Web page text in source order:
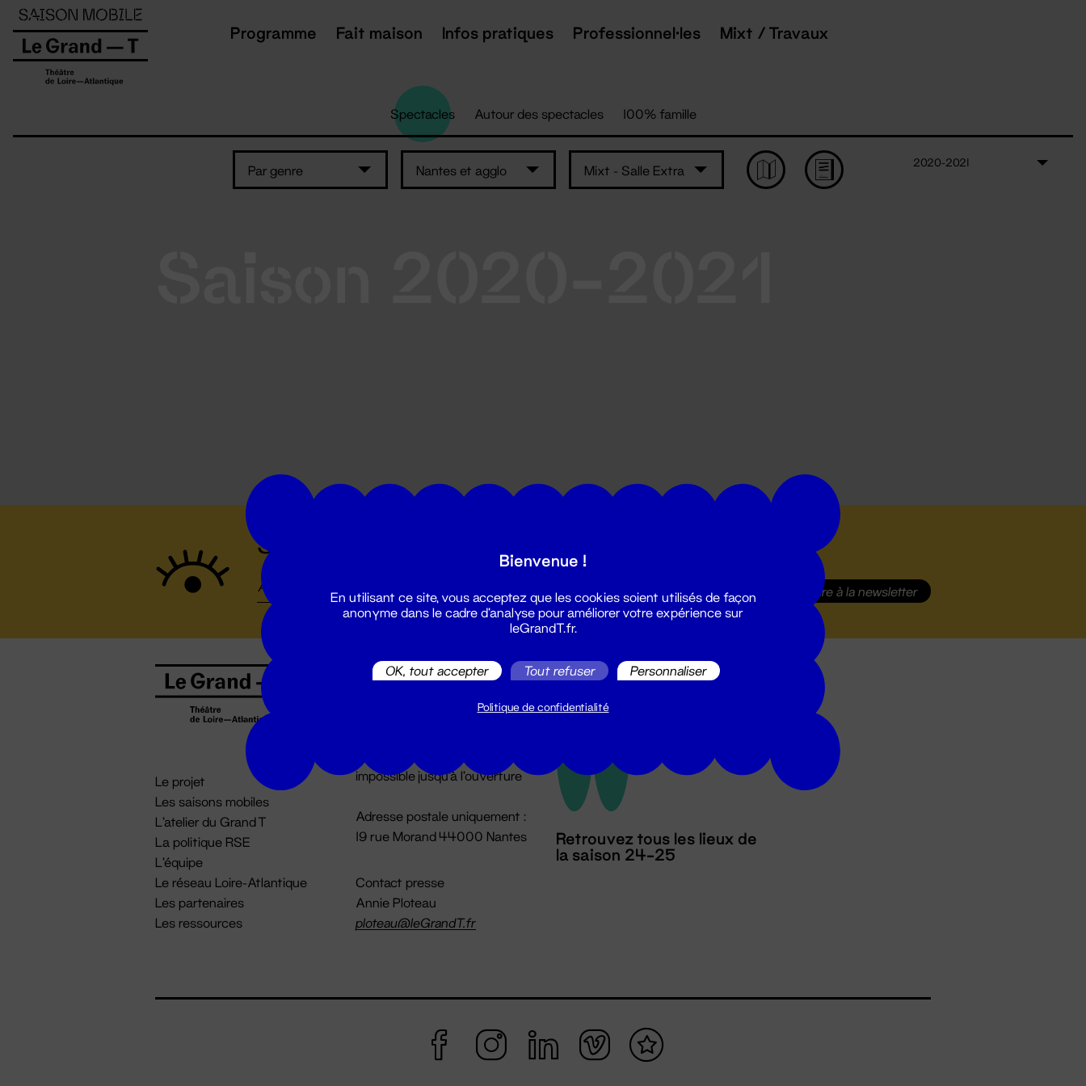
Programme Fait maison Infos pratiques Professionnel·les Mixt / Travaux
Spectacles Autour des spectacles 100% famille
Par genre Nantes et agglo Mixt - Salle Extra
2020-2021
Suivez toutes les actualités du Grand T :
S'inscrire à la newsletter
Le projet
Les saisons mobiles
L'atelier du Grand T
La politique RSE
L'équipe
Le réseau Loire-Atlantique
Les partenaires
Les ressources
Billetterie
billetterie@leGrandT.fr
impossible jusqu'à l'ouverture
Adresse postale uniquement :
19 rue Morand 44000 Nantes
Contact presse
Annie Ploteau
ploteau@leGrandT.fr
Retrouvez tous les lieux de
la saison 24-25
Panneau de gestion des cookies
Bienvenue !
En utilisant ce site, vous acceptez que les cookies soient utilisés de façon
anonyme dans le cadre d'analyse pour améliorer votre expérience sur
leGrandT.fr.
OK, tout accepter Tout refuser Personnaliser
Politique de confidentialité